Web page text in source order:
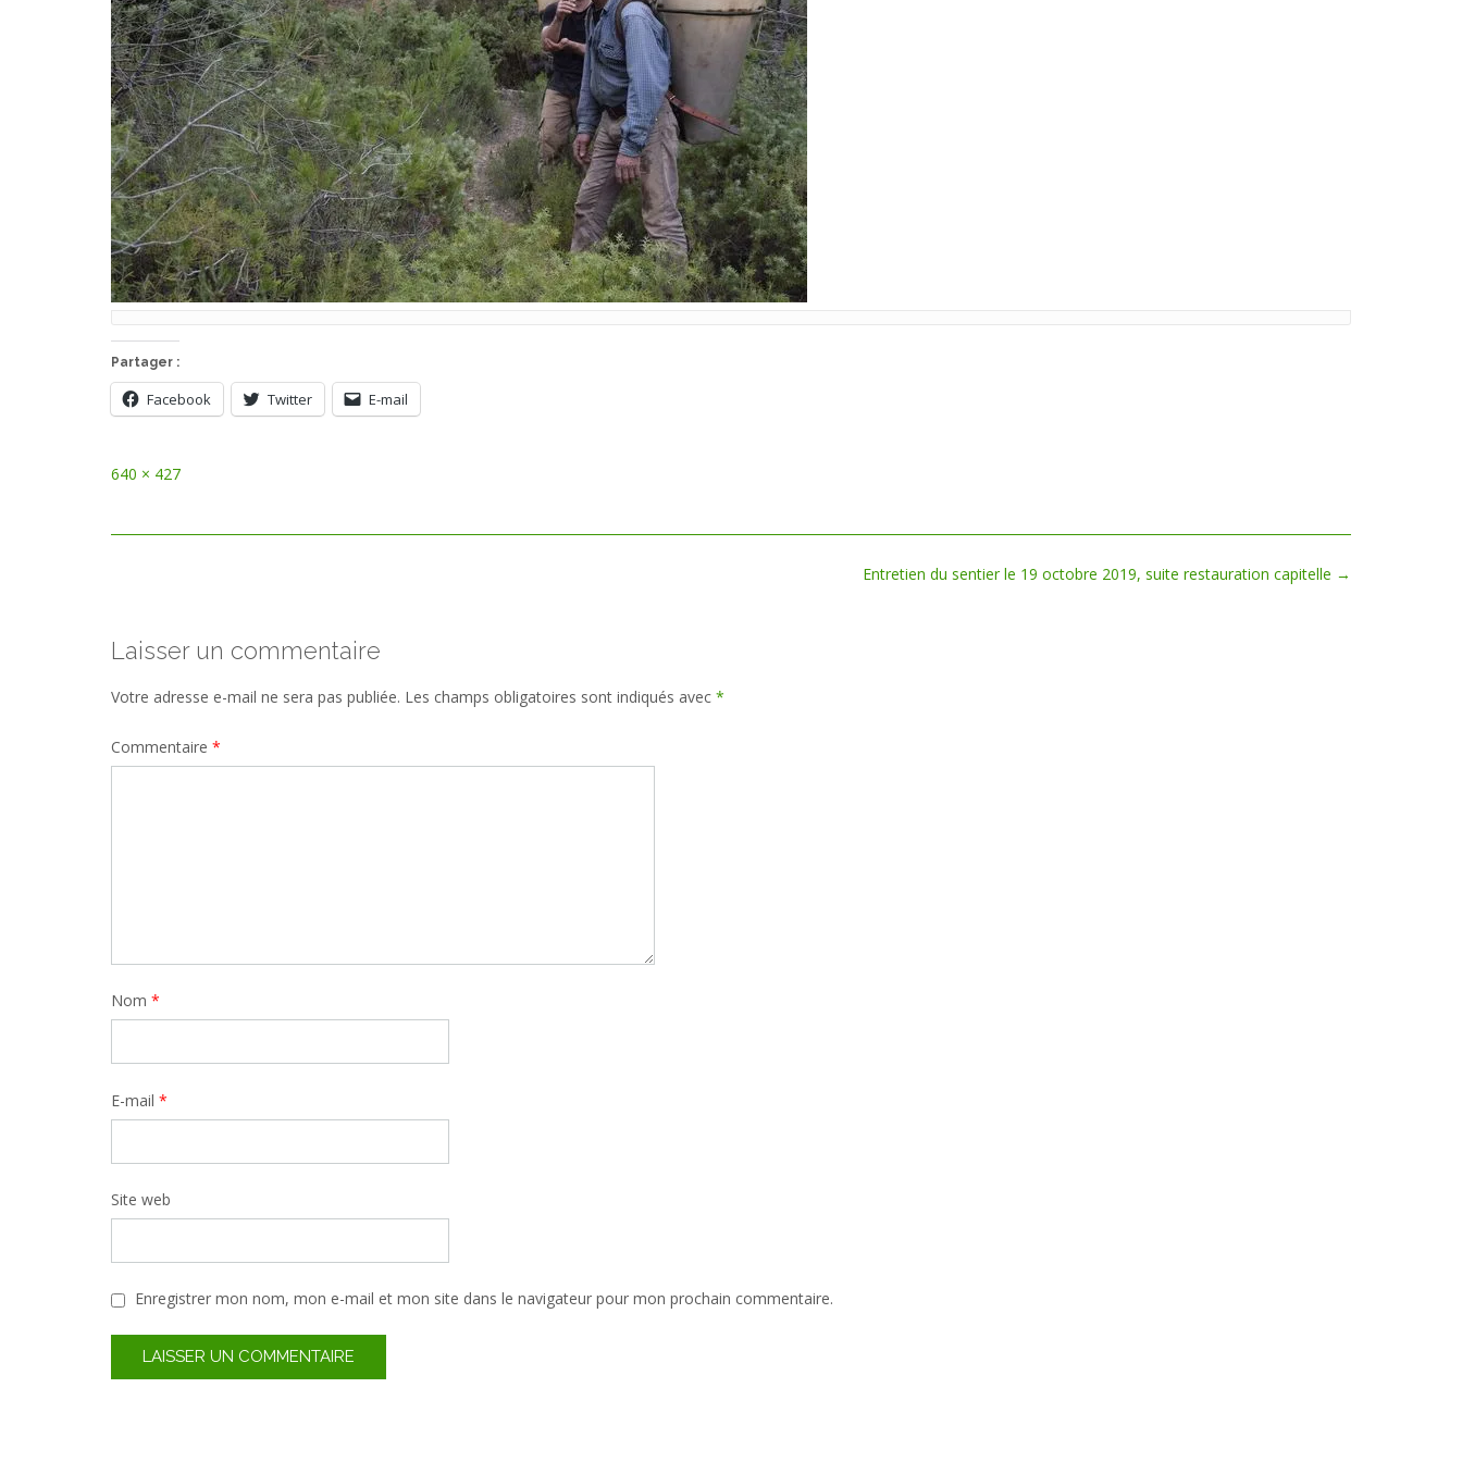
Partager :
Facebook Twitter E-mail
Full
640 × 427
Entretien du sentier le 19 octobre 2019, suite restauration capitelle →
Laisser un commentaire
Votre adresse e-mail ne sera pas publiée. Les champs obligatoires sont indiqués avec *
Commentaire *
Nom *
E-mail *
Site web
Enregistrer mon nom, mon e-mail et mon site dans le navigateur pour mon prochain commentaire.